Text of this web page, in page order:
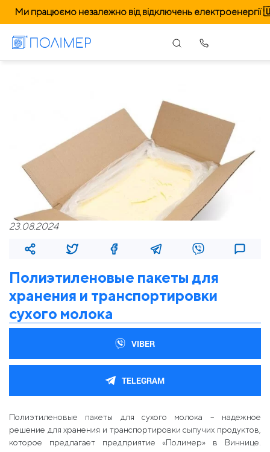
Ми працюємо незалежно від відключень
23.08.2024
Полиэтиленовые пакеты для
хранения и транспортировки
сухого молока
VIBER
TELEGRAM
Полиэтиленовые пакеты для сухого молока – надежное
решение для хранения и транспортировки сыпучих продуктов,
которое предлагает предприятие «Полимер» в Виннице.